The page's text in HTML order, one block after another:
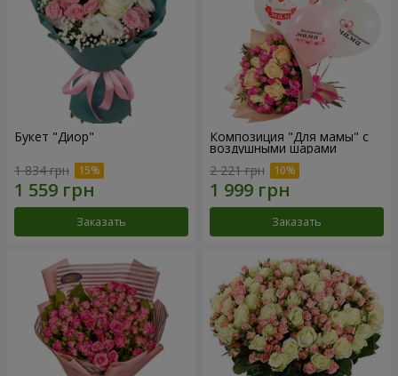
Букет "Диор"
1 834 грн
Заказать
Композиция "Для мамы" с
воздушными шарами
2 221 грн
Заказать